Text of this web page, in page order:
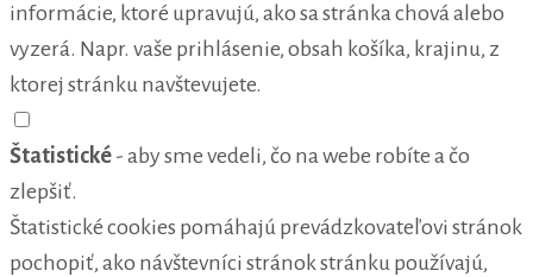
informácie, ktoré upravujú, ako sa stránka chová alebo
vyzerá. Napr. vaše prihlásenie, obsah košíka, krajinu, z
ktorej stránku navštevujete.
Štatistické - aby sme vedeli, čo na webe robíte a čo
zlepšiť.
Štatistické cookies pomáhajú prevádzkovateľovi stránok
pochopiť, ako návštevníci stránok stránku používajú,